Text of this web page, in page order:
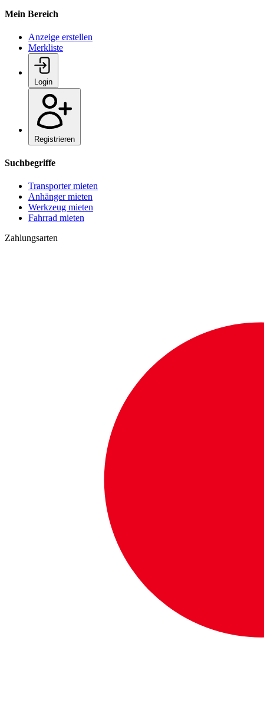
Mein Bereich
Anzeige erstellen
Merkliste
Login
Registrieren
Suchbegriffe
Transporter mieten
Anhänger mieten
Werkzeug mieten
Fahrrad mieten
Zahlungsarten